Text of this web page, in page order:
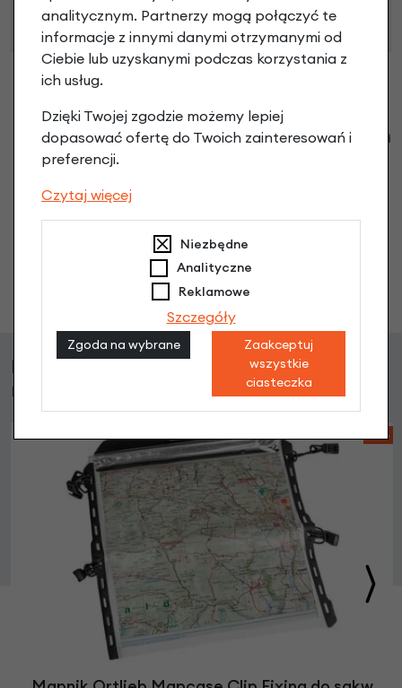
zdolności kredytowej.
Klienci zadali następujące pytania o ten
Nikt wcześniej niemiał pytań do tego produktu? A Ty o
co chcesz zapytać?
Zadaj pytanie
Klienci, którzy kupili ten produkt wybrali
również
-17%
analitycznym. Partnerzy mogą połączyć te
informacje z innymi danymi otrzymanymi od
Ciebie lub uzyskanymi podczas korzystania z
ich usług.
Dzięki Twojej zgodzie możemy lepiej
dopasować ofertę do Twoich zainteresowań i
preferencji.
Czytaj więcej
Niezbędne
Analityczne
Reklamowe
Szczegóły
Zgoda na wybrane
Zaakceptuj
wszystkie
ciasteczka